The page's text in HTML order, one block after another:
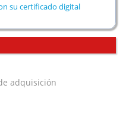
su certificado digital
adquisición